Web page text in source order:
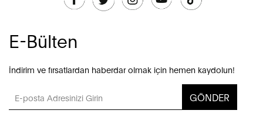
E-Bülten
İndirim ve fırsatlardan haberdar olmak için hemen kaydolun!
GÖNDER